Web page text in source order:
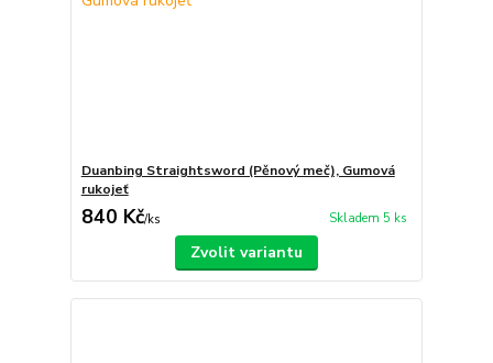
Duanbing Straightsword (Pěnový meč), Gumová
rukojeť
840 Kč/ks Skladem 5 ks
Zvolit variantu